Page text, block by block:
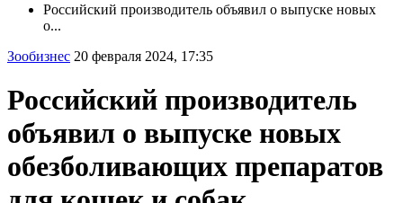
Российский производитель объявил о выпуске новых
о...
Зообизнес 20 февраля 2024, 17:35
Российский производитель
объявил о выпуске новых
обезболивающих препаратов